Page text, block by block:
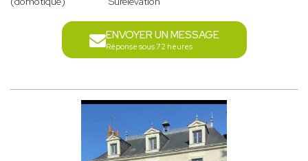
ENVOYER UN MESSAGE
Réponse sous 72 heures